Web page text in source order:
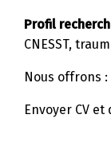
Profil
CNESST,
Nous offrons
Envoyer CV